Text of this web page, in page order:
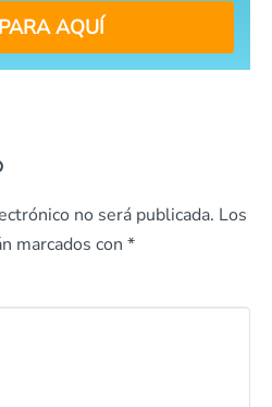
AQUÍ
no será publicada. Los
marcados con *